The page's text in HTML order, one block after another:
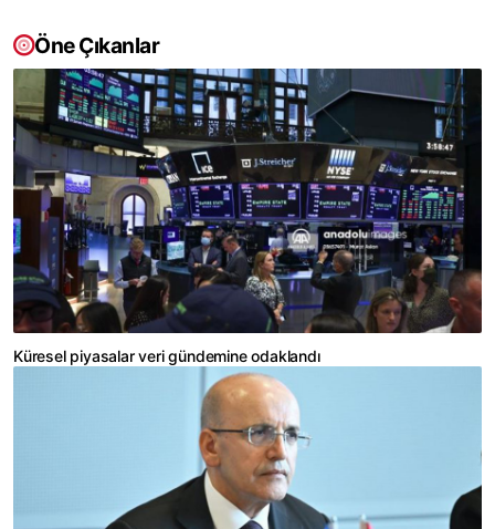
Öne Çıkanlar
Küresel piyasalar veri gündemine odaklandı